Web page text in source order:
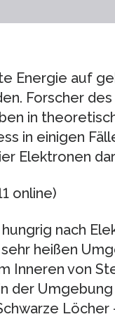
Energie auf
Forscher
in
in einigen
Elektronen
online)
nach
heißen
Inneren von
der
Löcher